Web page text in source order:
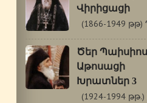
Վիրիցացի
Ծեր Պաիսիոս
Աթոսացի
Խրատներ 3